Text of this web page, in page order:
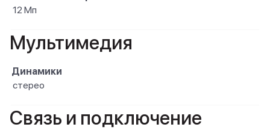
12 Мп
Мультимедия
Динамики
стерео
Связь и подключение